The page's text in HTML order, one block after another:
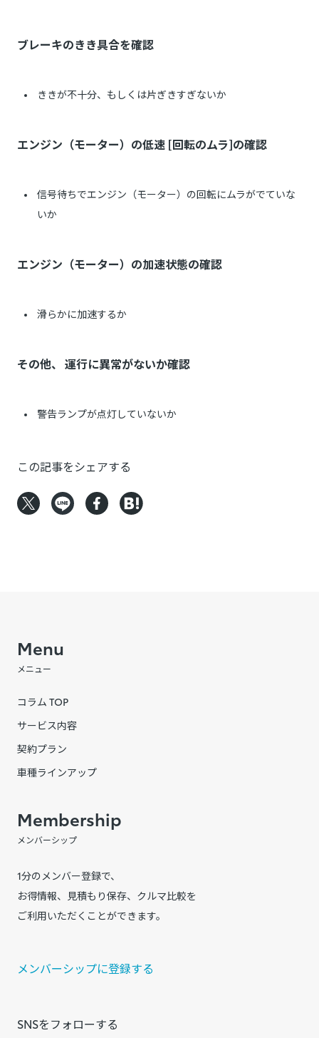
ブレーキのきき具合を確認
ききが不十分、もしくは片ぎきすぎないか
エンジン（モーター）の低速 [回転のムラ]の確認
信号待ちでエンジン（モーター）の回転にムラがでていな
いか
エンジン（モーター）の加速状態の確認
滑らかに加速するか
その他、 運行に異常がないか確認
警告ランプが点灯していないか
この記事をシェアする
Menu
メニュー
コラム TOP
サービス内容
契約プラン
車種ラインアップ
Membership
メンバーシップ
1分のメンバー登録で、
お得情報、見積もり保存、クルマ比較を
ご利用いただくことができます。
メンバーシップに登録する
SNSをフォローする